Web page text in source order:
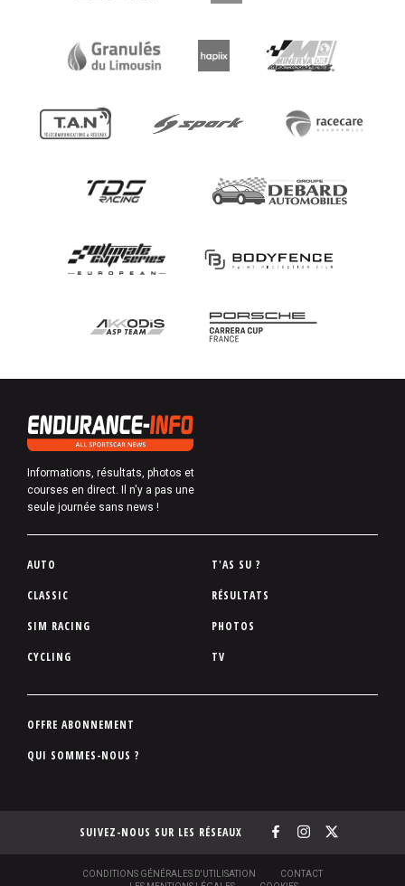
Informations, résultats, photos et
courses en direct. Il n'y a pas une
seule journée sans news !
P
d
d
p
e
AUTO
CLASSIC
SIM RACING
CYCLING
T'AS SU ?
RÉSULTATS
PHOTOS
TV
P
d
p
OFFRE ABONNEMENT
QUI SOMMES-NOUS ?
SUIVEZ-NOUS SUR LES RÉSEAUX
CONDITIONS GÉNÉRALES D'UTILISATION
CONTACT